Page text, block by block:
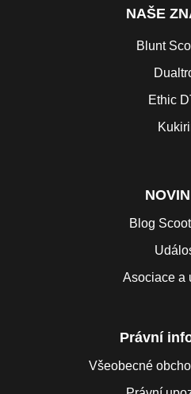
NAŠE
Blunt
Ethic
Blog
Asociace a
Právní
Všeobecné